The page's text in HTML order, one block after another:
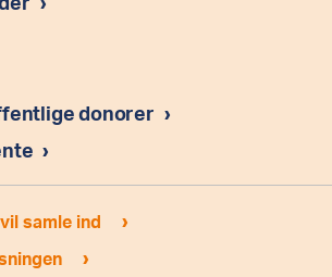
donorer ›
›
samle ind ›
›